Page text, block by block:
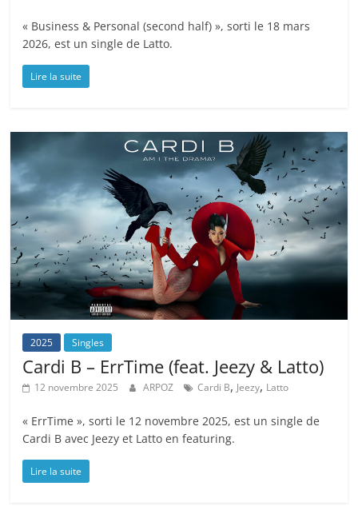
« Business & Personal (second half) », sorti le 18 mars
2026, est un single de Latto.
Lire la suite
2025 Singles
Cardi B – ErrTime (feat. Jeezy & Latto)
12 novembre 2025 ARPOZ Cardi B, Jeezy, Latto
« ErrTime », sorti le 12 novembre 2025, est un single de
Cardi B avec Jeezy et Latto en featuring.
Lire la suite